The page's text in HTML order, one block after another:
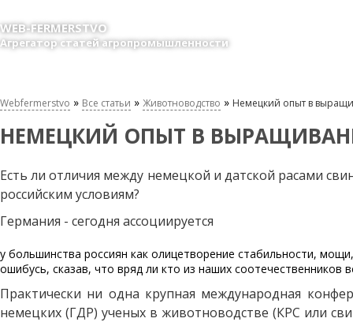
WEB-FERMERSTVO
Агрегатор статей агропромышленности
Webfermerstvo » Все статьи » Животноводство » Немецкий опыт в
НЕМЕЦКИЙ ОПЫТ В
Есть ли отличия между немецкой и датской расами
российским условиям?
Германия - сегодня ассоциируется
у большинства россиян как олицетворение стабильности,
ошибусь, сказав, что вряд ли кто из наших
Практически ни одна крупная международная
немецких (ГДР) ученых в животноводстве (КРС или